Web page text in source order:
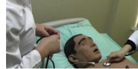
FOTOQALEREYA
İNFOQRAFIKA
KARIKATURA
OXU ZALI
AZƏRBAYCAN ƏDƏBIYYATI KITABXANASI
İSLAM VƏ DEMOKRATIYA
İZ - MƏDƏNIYYƏT PROQRAMI
HAQQIMIZDA
MISSIYAMIZ
PEŞƏ ETIKASI VƏ JURNALISTIKA
MATERIALLARIMIZDAN ISTIFADƏ
BIZI IZLƏ